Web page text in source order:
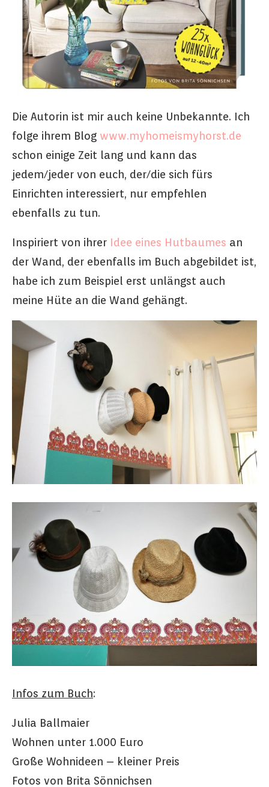
Die Autorin ist mir auch keine Unbekannte. Ich
folge ihrem Blog www.myhomeismyhorst.de
schon einige Zeit lang und kann das
jedem/jeder von euch, der/die sich fürs
Einrichten interessiert, nur empfehlen
ebenfalls zu tun.
Inspiriert von ihrer Idee eines Hutbaumes an
der Wand, der ebenfalls im Buch abgebildet ist,
habe ich zum Beispiel erst unlängst auch
meine Hüte an die Wand gehängt.
Infos zum Buch:
Julia Ballmaier
Wohnen unter 1.000 Euro
Große Wohnideen – kleiner Preis
Fotos von Brita Sönnichsen